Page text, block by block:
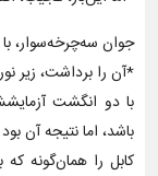
جوان سه‌چرخه‌سوار،
*آن را برداشت، زیر
با دو انگشت
باشد، اما نتیجه آن
کابل را همان‌گونه